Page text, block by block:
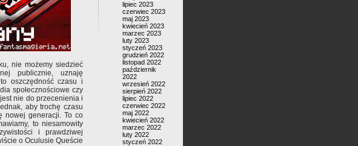
nie możemy siedzieć
publicznie, uznaję
oszczędność czasu i
społecznościowe czy
nie do przecenienia i
aby trochę czasu
nowej generacji. To co
to niesamowity
i prawdziwej
o Oculusie Queście
lipiec 2023
czerwiec 2023
maj 2023
kwiecień 2023
marzec 2023
luty 2023
styczeń 2023
grudzień 2022
listopad 2022
październik
2022
wrzesień 2022
sierpień 2022
lipiec 2022
czerwiec 2022
maj 2022
kwiecień 2022
marzec 2022
luty 2022
styczeń 2022